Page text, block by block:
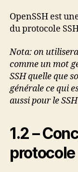
OpenSSH est
du protocole
Nota: on
comme un mot
SSH quelle que
générale ce qui
aussi pour le
1.2 –
protocole